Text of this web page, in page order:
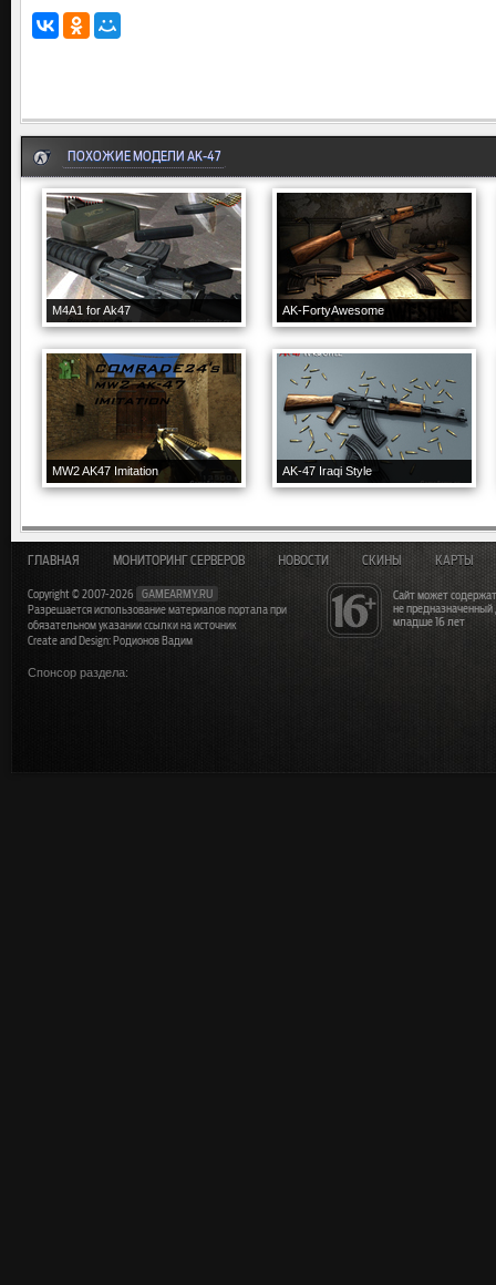
ПОХОЖИЕ МОДЕЛИ AK-47
M4A1 for Ak47 AK-FortyAwesome
MW2 AK47 Imitation AK-47 Iraqi Style
Сайт может
не
младше 16 лет
ГЛАВНАЯ МОНИТОРИНГ СЕРВЕРОВ НОВОСТИ СКИНЫ КАРТЫ
Copyright © 2007-2026
GAMEARMY.RU
Разрешается использование материалов портала при
обязательном указании ссылки на источник
Create and Design: Родионов Вадим
Спонсор раздела: